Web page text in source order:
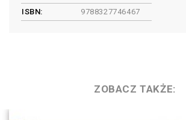
ISBN:
9788327746467
ZOBACZ TAKŻE: